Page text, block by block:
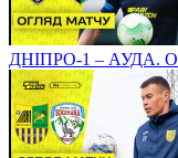
ДНІПРО-1 – АУДА.